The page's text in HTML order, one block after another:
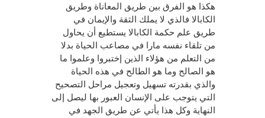
هكذا هو الفرق بين طريق المعاناة وطريق
الكابالا فالذي لا يملك الثقة والإيمان في
طريق علم حكمة الكابالا يستطيع أن يحاول
من تلقاء نفسه مارا في مصاعب الحياة بدلا
من التعلم من هؤلاء الذين إختبروا وعلموا ما
هو الصالح وما هو الطالح في هذه الحياة
والذي بقدرته تسهيل وتعجيل مراحل التصحيح
التي يتوجب على الإنسان العبور بها ليصل إلى
النهاية وكل هذا يأتي عن طريق الجهد في